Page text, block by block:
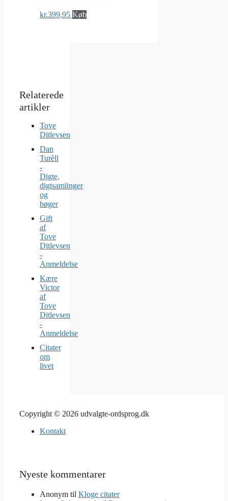
kr.399,95 Køb
Tove
Ditlevsen
Dan
Turèll
-
Digte,
digtsamlinger
og
bøger
Gift
af
Tove
Ditlevsen
-
Anmeldelse
Kære
Victor
af
Tove
Ditlevsen
-
Anmeldelse
Citater
om
livet
Copyright © 2026 udvalgte-ordsprog.dk
Kontakt
Nyeste kommentarer
Anonym til Kloge citater